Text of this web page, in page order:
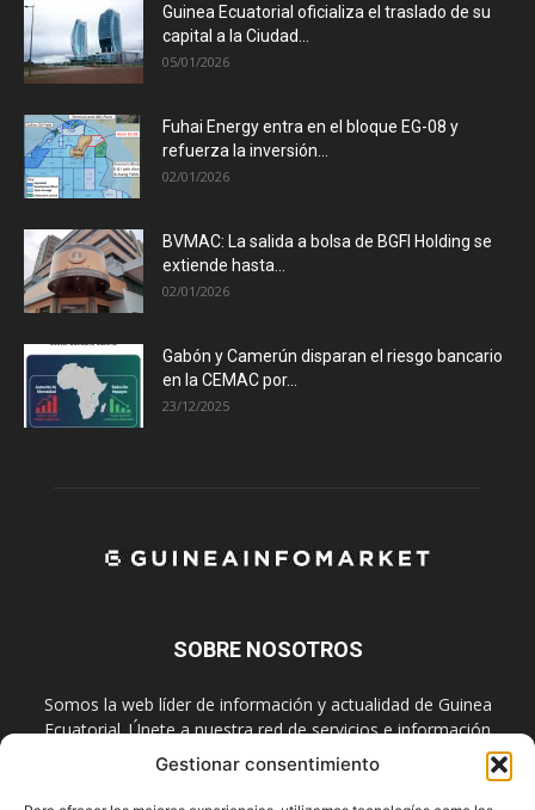
Gestionar consentimiento
Guinea Ecuatorial oficializa el traslado de su
capital a la Ciudad...
05/01/2026
Fuhai Energy entra en el bloque EG-08 y
refuerza la inversión...
02/01/2026
BVMAC: La salida a bolsa de BGFI Holding se
extiende hasta...
02/01/2026
Gabón y Camerún disparan el riesgo bancario
en la CEMAC por...
23/12/2025
SOBRE NOSOTROS
Somos la web líder de información y actualidad de Guinea
Ecuatorial. Únete a nuestra red de servicios e información
digital también en las redes sociales.
Contáctanos:info@guineainfomarket.com